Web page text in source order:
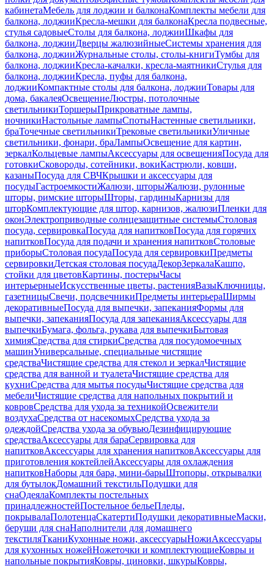
кабинетаМебель для лоджии и балконаКомплекты мебели для
балкона, лоджииКресла-мешки для балконаКресла подвесные,
стулья садовыеСтолы для балкона, лоджииШкафы для
балкона, лоджииДверцы жалюзийныеСистемы хранения для
балкона, лоджииЖурнальные столы, столы-книгиТумбы для
балкона, лоджииКресла-качалки, кресла-маятникиСтулья для
балкона, лоджииКресла, пуфы для балкона,
лоджииКомпактные столы для балкона, лоджииТовары для
дома, бакалеяОсвещениеЛюстры, потолочные
светильникиТоршерыПрикроватные лампы,
ночникиНастольные лампыСпотыНастенные светильники,
браТочечные светильникиТрековые светильникиУличные
светильники, фонари, браЛампыОсвещение для картин,
зеркалКольцевые лампыАксессуары для освещенияПосуда для
готовкиСковороды, сотейники, вокиКастрюли, ковши,
казаныПосуда для СВЧКрышки и аксессуары для
посудыГастроемкостиЖалюзи, шторыЖалюзи, рулонные
шторы, римские шторыШторы, гардиныКарнизы для
шторКомплектующие для штор, карнизов, жалюзиПленки для
оконЭлектроприводные солнцезащитные системыСтоловая
посуда, сервировкаПосуда для напитковПосуда для горячих
напитковПосуда для подачи и хранения напитковСтоловые
приборыСтоловая посудаПосуда для сервировкиПредметы
сервировкиДетская столовая посудаДекорЗеркалаКашпо,
стойки для цветовКартины, постерыЧасы
интерьерныеИскусственные цветы, растенияВазыКлючницы,
газетницыСвечи, подсвечникиПредметы интерьераШирмы
декоративныеПосуда для выпечки, запеканияФормы для
выпечки, запеканияПосуда для запеканияАксессуары для
выпечкиБумага, фольга, рукава для выпечкиБытовая
химияСредства для стиркиСредства для посудомоечных
машинУниверсальные, специальные чистящие
средстваЧистящие средства для стекол и зеркалЧистящие
средства для ванной и туалетаЧистящие средства для
кухниСредства для мытья посудыЧистящие средства для
мебелиЧистящие средства для напольных покрытий и
ковровСредства для ухода за техникойОсвежители
воздухаСредства от насекомыхСредства ухода за
одеждойСредства ухода за обувьюДезинфицирующие
средстваАксессуары для бараСервировка для
напитковАксессуары для хранения напитковАксессуары для
приготовления коктейлейАксессуары для охлаждения
напитковНаборы для бара, мини-барыШтопоры, открывалки
для бутылокДомашний текстильПодушки для
снаОдеялаКомплекты постельных
принадлежностейПостельное бельеПледы,
покрывалаПолотенцаСкатертиПодушки декоративныеМаски,
беруши для снаНаполнители для домашнего
текстиляТканиКухонные ножи, аксессуарыНожиАксессуары
для кухонных ножейНожеточки и комплектующиеКовры и
напольные покрытияКовры, циновки, шкурыКовры,